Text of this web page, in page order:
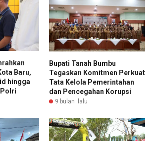
Baru,
hingga
Bupati Tanah Bumbu
Tegaskan Komitmen Perkuat
Tata Kelola Pemerintahan
dan Pencegahan Korupsi
9 bulan lalu